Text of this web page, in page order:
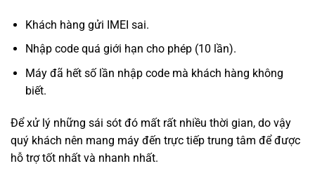
Khách hàng gửi IMEI sai.
Nhập code quá giới hạn cho phép (10 lần).
Máy đã hết số lần nhập code mà khách hàng không
biết.
Để xử lý những sái sót đó mất rất nhiều thời gian, do vậy
quý khách nên mang máy đến trực tiếp trung tâm để được
hỗ trợ tốt nhất và nhanh nhất.